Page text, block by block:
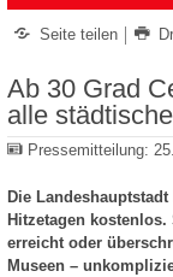
Seite teilen
Ab 30 Grad
alle
Pressemitteilung:
Die
Hitzetagen
erreicht oder
Museen –